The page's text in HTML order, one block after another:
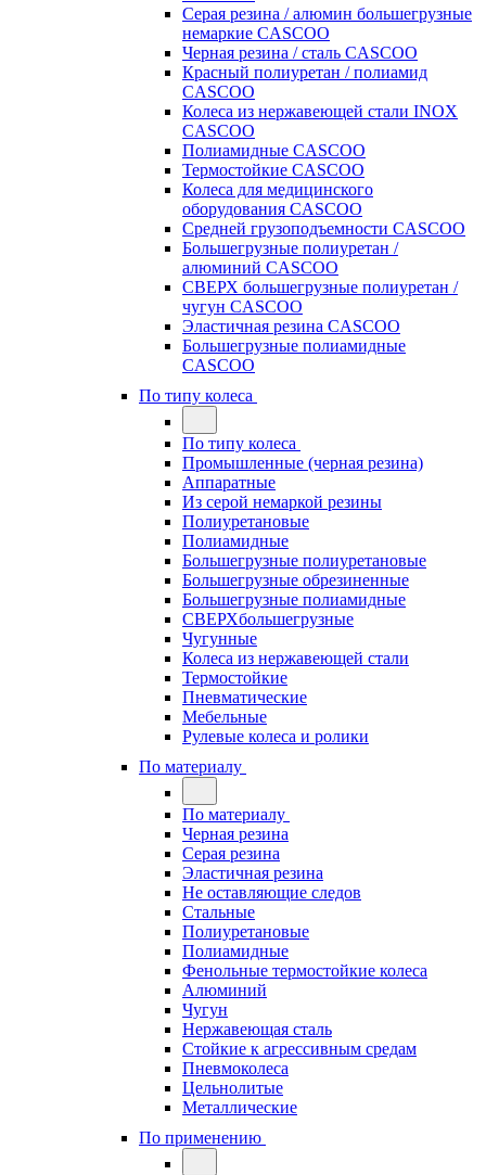
Серая резина / алюмин большегрузные
немаркие CASCOO
Черная резина / сталь CASCOO
Красный полиуретан / полиамид
CASCOO
Колеса из нержавеющей стали INOX
CASCOO
Полиамидные CASCOO
Термостойкие CASCOO
Колеса для медицинского
оборудования CASCOO
Средней грузоподъемности CASCOO
Большегрузные полиуретан /
алюминий CASCOO
СВЕРХ большегрузные полиуретан /
чугун CASCOO
Эластичная резина CASCOO
Большегрузные полиамидные
CASCOO
По типу колеса
По типу колеса
Промышленные (черная резина)
Аппаратные
Из серой немаркой резины
Полиуретановые
Полиамидные
Большегрузные полиуретановые
Большегрузные обрезиненные
Большегрузные полиамидные
СВЕРХбольшегрузные
Чугунные
Колеса из нержавеющей стали
Термостойкие
Пневматические
Мебельные
Рулевые колеса и ролики
По материалу
По материалу
Черная резина
Серая резина
Эластичная резина
Не оставляющие следов
Стальные
Полиуретановые
Полиамидные
Фенольные термостойкие колеса
Алюминий
Чугун
Нержавеющая сталь
Стойкие к агрессивным средам
Пневмоколеса
Цельнолитые
Металлические
По применению